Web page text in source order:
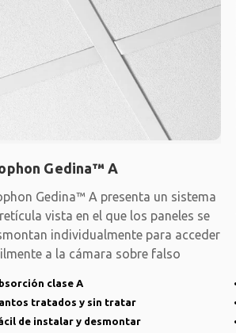
Gedina™ A
Gedina™ A presenta un sistema
vista en el que los paneles se
individualmente para acceder
a la cámara sobre falso
clase A
tratados y sin tratar
de instalar y desmontar